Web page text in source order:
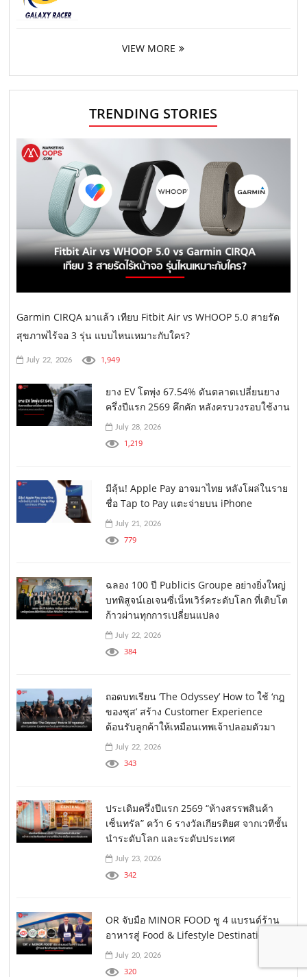
VIEW MORE
TRENDING STORIES
Garmin CIRQA มาแล้ว เทียบ Fitbit Air vs WHOOP 5.0 สายรัด
สุขภาพไร้จอ 3 รุ่น แบบไหนเหมาะกับใคร?
July 22, 2026 1,949
ยาง EV โตพุ่ง 67.54% ดันตลาดเปลี่ยนยาง
ครึ่งปีแรก 2569 คึกคัก หลังครบวงรอบใช้งาน
July 28, 2026
1,219
มีลุ้น! Apple Pay อาจมาไทย หลังโผล่ในราย
ชื่อ Tap to Pay แตะจ่ายบน iPhone
July 21, 2026
779
ฉลอง 100 ปี Publicis Groupe อย่างยิ่งใหญ่
บทพิสูจน์เอเจนซี่เน็ทเวิร์คระดับโลก ที่เติบโต
ก้าวผ่านทุกการเปลี่ยนแปลง
July 22, 2026
384
ถอดบทเรียน ‘The Odyssey’ How to ใช้ ‘กฎ
ของซุส’ สร้าง Customer Experience
ต้อนรับลูกค้าให้เหมือนเทพเจ้าปลอมตัวมา
July 22, 2026
343
ประเดิมครึ่งปีแรก 2569 “ห้างสรรพสินค้า
เซ็นทรัล” คว้า 6 รางวัลเกียรติยศ จากเวทีชั้น
นำระดับโลก และระดับประเทศ
July 23, 2026
342
OR จับมือ MINOR FOOD ชู 4 แบรนด์ร้าน
อาหารสู่ Food & Lifestyle Destination
July 20, 2026
320